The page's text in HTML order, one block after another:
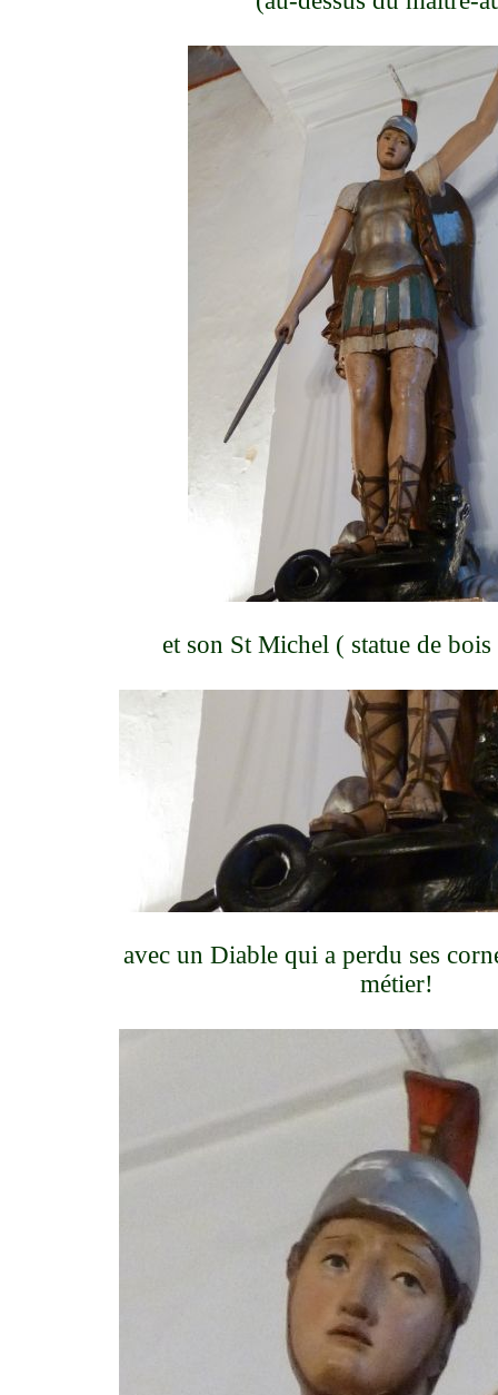
et son St Michel ( statue de
avec un Diable qui a perdu ses
métier!